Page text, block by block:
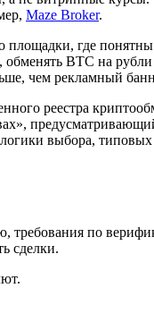
Maze Broker.
где понятны
BTC на
чем рекламный
реестра
выбора,
по
сделки.